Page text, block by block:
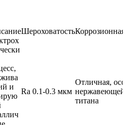
ШероховатостьКоррозионная
и
Ra 0.1-0.3 мкм
Отличная,
нержавеющей
титана